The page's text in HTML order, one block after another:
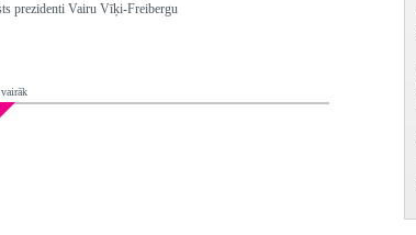
prezidenti Vairu Vīķi-Freibergu